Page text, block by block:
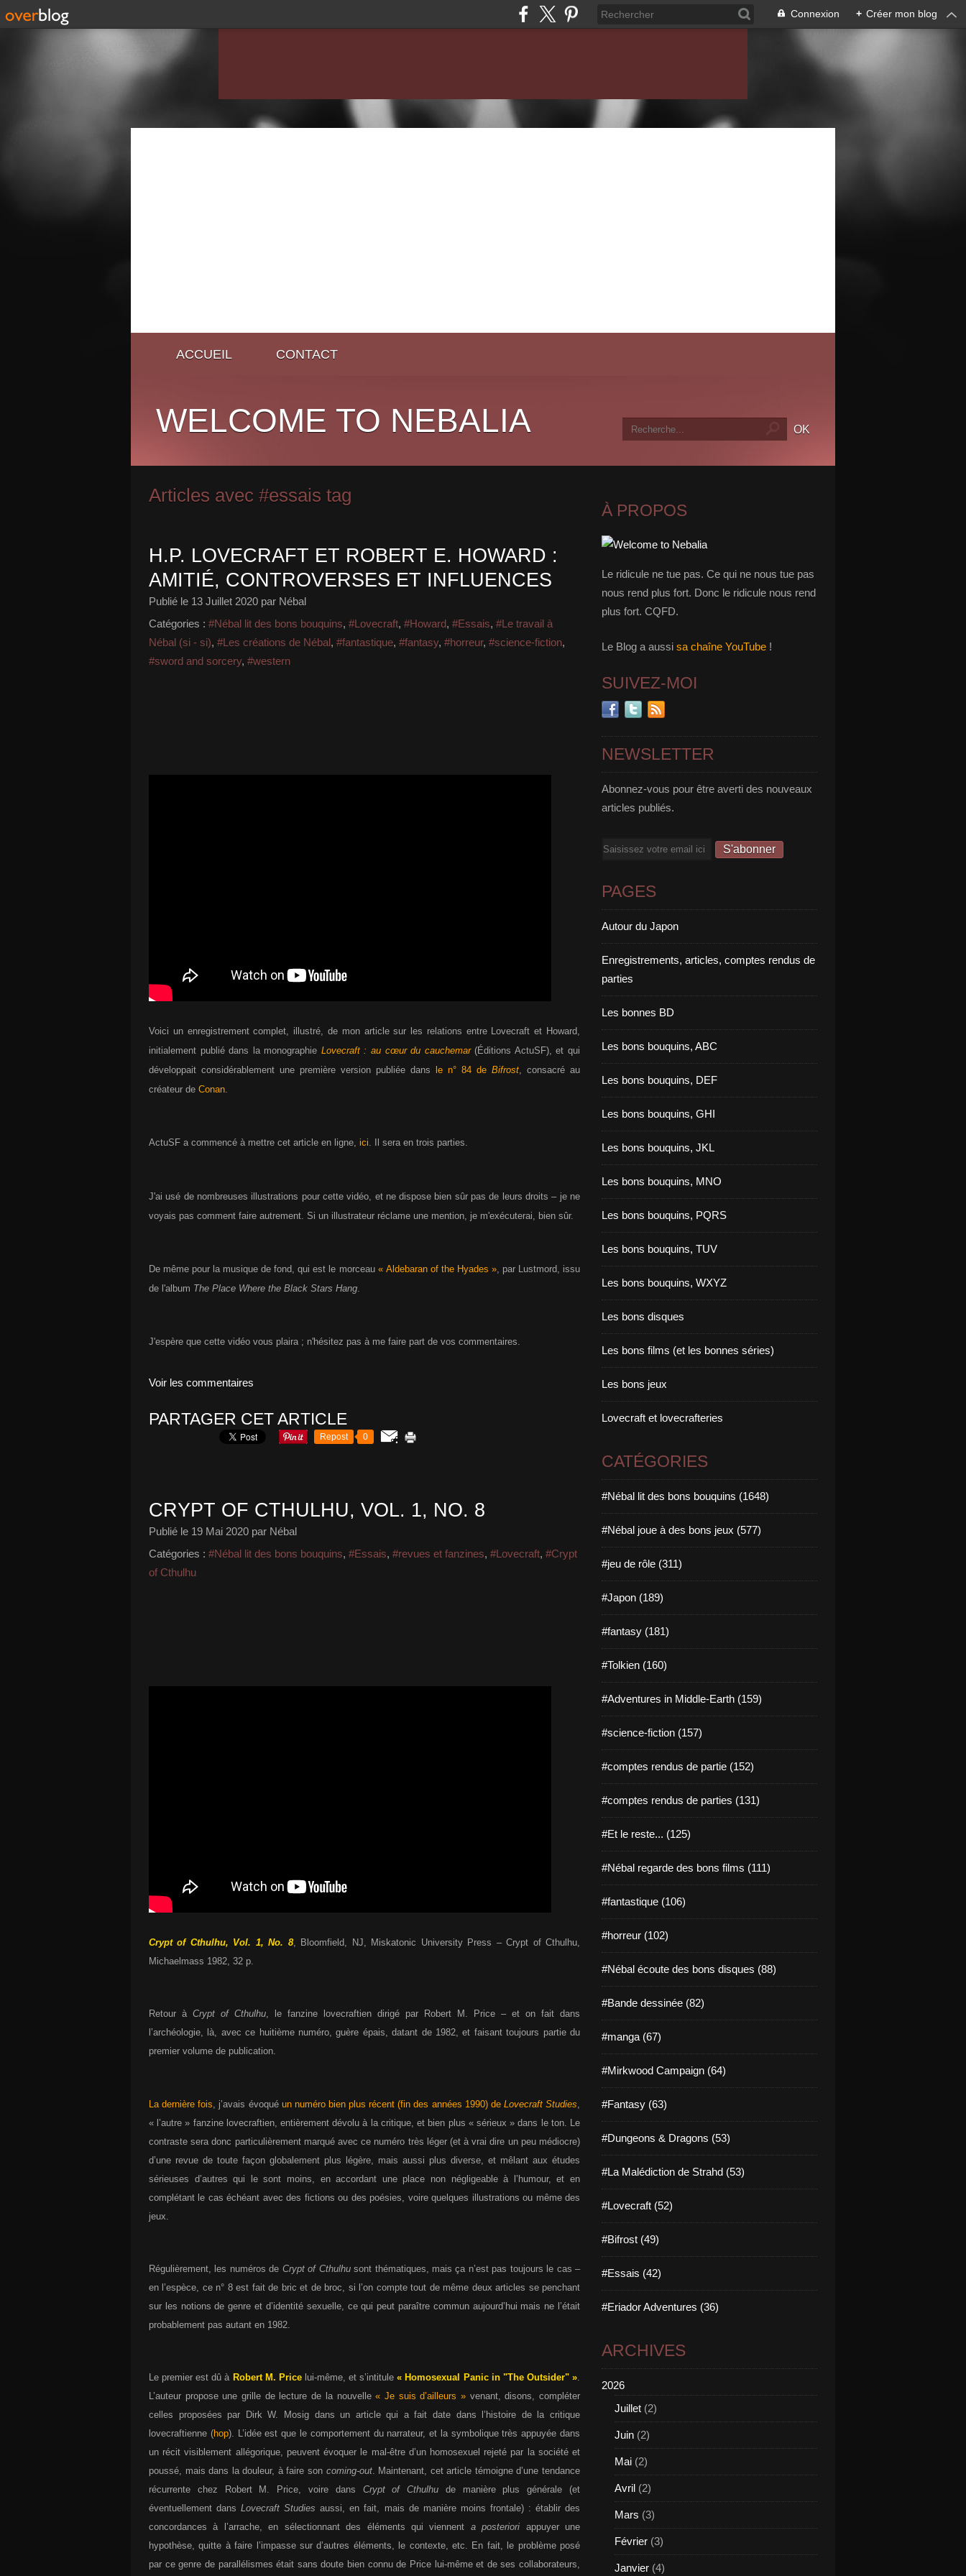
Connexion + Créer mon blog
ACCUEIL CONTACT
WELCOME TO NEBALIA
Articles avec #essais tag
H.P. LOVECRAFT ET ROBERT E. HOWARD :
AMITIÉ, CONTROVERSES ET INFLUENCES
Publié le 13 Juillet 2020 par Nébal
Catégories : #Nébal lit des bons bouquins, #Lovecraft, #Howard, #Essais, #Le travail à
Nébal (si - si), #Les créations de Nébal, #fantastique, #fantasy, #horreur, #science-fiction,
#sword and sorcery, #western
Voici un enregistrement complet, illustré, de mon article sur les relations entre Lovecraft et Howard,
initialement publié dans la monographie Lovecraft : au cœur du cauchemar(Éditions ActuSF), et qui
développait considérablement une première version publiée dans
le n° 84 de Bifrost, consacré au
créateur de Conan.
ActuSF a commencé à mettre cet article en ligne, ici. Il sera en trois parties.
J'ai usé de nombreuses illustrations pour cette vidéo, et ne dispose bien sûr pas de leurs droits – je ne
voyais pas comment faire autrement. Si un illustrateur réclame une mention, je m'exécuterai, bien sûr.
De même pour la musique de fond, qui est le morceau « Aldebaran of the Hyades », par Lustmord, issu
de l'album The Place Where the Black Stars Hang
J'espère que cette vidéo vous plaira ; n'hésitez pas à me faire part de vos commentaires.
Voir les commentaires
PARTAGER CET ARTICLE
Repost 0
CRYPT OF CTHULHU, VOL. 1, NO. 8
Publié le 19 Mai 2020 par Nébal
Catégories : #Nébal lit des bons bouquins, #Essais, #revues et fanzines, #Lovecraft, #Crypt
of Cthulhu
Crypt of Cthulhu, Vol. 1, No. 8, Bloomfield, NJ, Miskatonic University Press – Crypt of Cthulhu,
Michaelmass 1982, 32 p.
Retour à Crypt of Cthulhu, le fanzine lovecraftien dirigé par Robert M. Price – et on fait dans
l’archéologie, là, avec ce huitième numéro, guère épais, datant de 1982, et faisant toujours partie du
premier volume de publication.
La dernière fois , j’avais évoqué un numéro bien plus récent (fin des années 1990) de Lovecraft Studies
« l’autre » fanzine lovecraftien, entièrement dévolu à la critique, et bien plus « sérieux » dans le ton. Le
contraste sera donc particulièrement marqué avec ce numéro très léger (et à vrai dire un peu médiocre)
d’une revue de toute façon globalement plus légère, mais aussi plus diverse, et mêlant aux études
sérieuses d’autres qui le sont moins, en accordant une place non négligeable à l’humour, et en
complétant le cas échéant avec des fictions ou des poésies, voire quelques illustrations ou même des
jeux.
Régulièrement, les numéros de Crypt of Cthulhusont thématiques, mais ça n’est pas toujours le cas –
en l’espèce, ce n° 8 est fait de bric et de broc, si l’on compte tout de même deux articles se penchant
sur les notions de genre et d’identité sexuelle, ce qui peut paraître commun aujourd’hui mais ne l’était
probablement pas autant en 1982.
Le premier est dû à Robert M. Pricelui-même, et s’intitule« Homosexual Panic in ʺThe Outsiderʺ ».
L’auteur propose une grille de lecture de la nouvelle« Je suis d’ailleurs »venant, disons, compléter
celles proposées par Dirk W. Mosig dans un article qui a fait date dans l’histoire de la critique
lovecraftienne (hop). L’idée est que le comportement du narrateur, et la symbolique très appuyée dans
un récit visiblement allégorique, peuvent évoquer le mal-être d’un homosexuel rejeté par la société et
poussé, mais dans la douleur, à faire son coming-out. Maintenant, cet article témoigne d’une tendance
récurrente chez Robert M. Price, voire dans Crypt of Cthulhu de manière plus générale (et
éventuellement dansLovecraft Studies aussi, en fait, mais de manière moins frontale) : établir des
concordances à l’arrache, en sélectionnant des éléments qui viennent a posteriori appuyer une
hypothèse, quitte à faire l’impasse sur d’autres éléments, le contexte, etc. En fait, le problème posé
par ce genre de parallélismes était sans doute bien connu de Price lui-même et de ses collaborateurs,
À PROPOS
Le ridicule ne tue pas. Ce qui ne nous tue pas
nous rend plus fort. Donc le ridicule nous rend
plus fort. CQFD.
Le Blog a aussi sa chaîne YouTube !
SUIVEZ-MOI
NEWSLETTER
Abonnez-vous pour être averti des nouveaux
articles publiés.
Email
PAGES
Autour du Japon
Enregistrements, articles, comptes rendus de
parties
Les bonnes BD
Les bons bouquins, ABC
Les bons bouquins, DEF
Les bons bouquins, GHI
Les bons bouquins, JKL
Les bons bouquins, MNO
Les bons bouquins, PQRS
Les bons bouquins, TUV
Les bons bouquins, WXYZ
Les bons disques
Les bons films (et les bonnes séries)
Les bons jeux
Lovecraft et lovecrafteries
CATÉGORIES
#Nébal lit des bons bouquins (1648)
#Nébal joue à des bons jeux (577)
#jeu de rôle (311)
#Japon (189)
#fantasy (181)
#Tolkien (160)
#Adventures in Middle-Earth (159)
#science-fiction (157)
#comptes rendus de partie (152)
#comptes rendus de parties (131)
#Et le reste... (125)
#Nébal regarde des bons films (111)
#fantastique (106)
#horreur (102)
#Nébal écoute des bons disques (88)
#Bande dessinée (82)
#manga (67)
#Mirkwood Campaign (64)
#Fantasy (63)
#Dungeons & Dragons (53)
#La Malédiction de Strahd (53)
#Lovecraft (52)
#Bifrost (49)
#Essais (42)
#Eriador Adventures (36)
ARCHIVES
2026
Juillet (2)
Juin (2)
Mai (2)
Avril (2)
Mars (3)
Février (3)
Janvier (4)